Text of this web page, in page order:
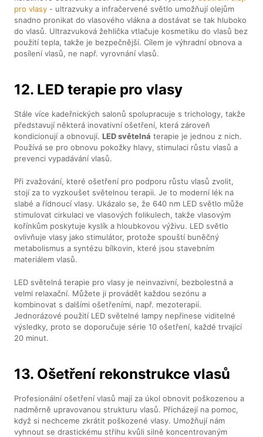
pro vlasy - ultrazvuky a infračervené světlo umožňují olejům
snadno pronikat do vlasového vlákna a dostávat se tak hluboko
do vlasů. Ultrazvuková žehlička vtlačuje kosmetiku do vlasů bez
použití tepla, takže je bezpečnější. Cílem je výhradní obnova a
posílení vlasů, ne např. vyrovnání vlasů.
12. LED terapie pro vlasy
Stále více kadeřnických salonů spolupracuje s trichology, takže
představují některá inovativní ošetření, která zároveň
kondicionují a obnovují.LED světelná terapie je jednou z nich.
Používá se pro obnovu pokožky hlavy, stimulaci růstu vlasů a
prevenci vypadávání vlasů.
Při zvažování, které ošetření pro podporu růstu vlasů zvolit,
stojí za to vyzkoušet světelnou terapii. Je to moderní lék na
slabé a řídnoucí vlasy. Ukázalo se, že 640 nm LED světlo může
stimulovat cirkulaci ve vlasových folikulech, takže vlasovým
kořínkům poskytuje kyslík a hloubkovou výživu. LED světlo
ovlivňuje vlasy jako stimulátor, protože spouští buněčný
metabolismus a syntézu bílkovin, které jsou stavebním
materiálem vlasů.
LED světelná terapie pro vlasy je neinvazivní, bezbolestná a
velmi relaxační. Můžete ji provádět každou sezónu a
kombinovat s dalšími ošetřeními, např. mezoterapií.
Jednorázové použití LED světelné lampy nepřinese viditelné
výsledky, proto se doporučuje série 10 ošetření, každé trvající
20 minut.
13. Ošetření rekonstrukce vlasů
Profesionální ošetření vlasů mají za úkol obnovit poškozenou a
nadměrně upravovanou strukturu vlasů. Přicházejí na pomoc,
když si nechceme zkrátit poškozené vlasy. Umožňují nám
vyhnout se drastickému střihu kvůli silně koncentrovaným